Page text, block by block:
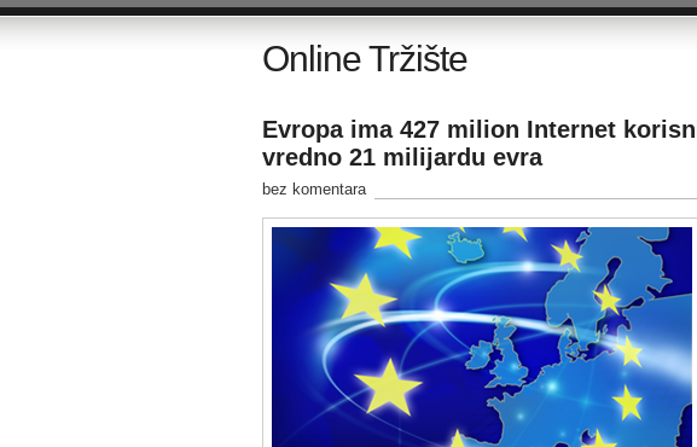
Online Tržište
Evropa ima 427 milion Internet
vredno 21 milijardu evra
bez komentara